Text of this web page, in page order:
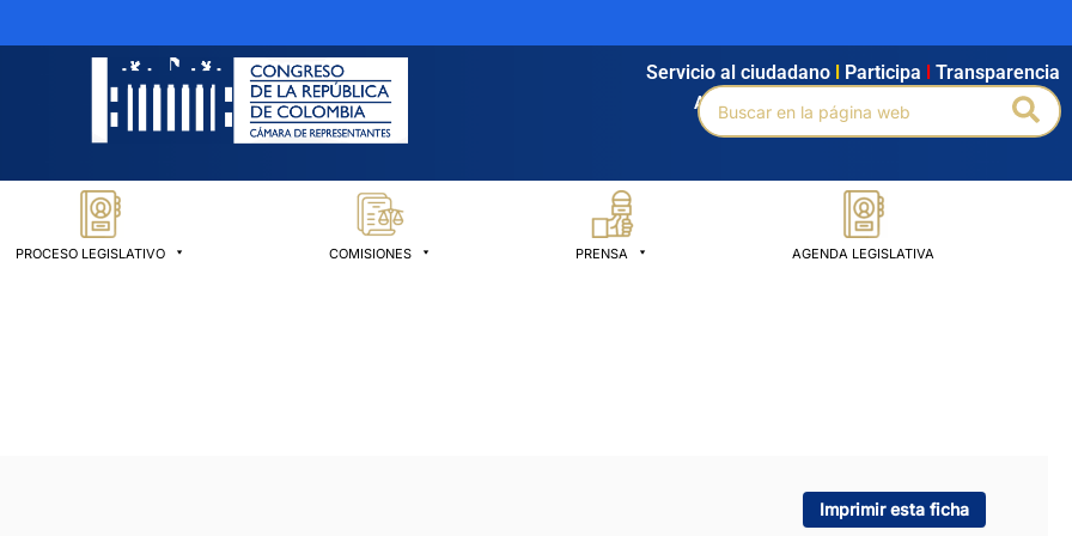
Agendamiento Intranet Búsqueda avanzada
Servicio al ciudadano Participa Transparencia
Buscar
por:
PROCESO LEGISLATIVO COMISIONES PRENSA AGENDA LEGISLATIVA
Imprimir esta ficha